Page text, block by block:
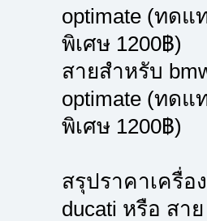
optimate (ทดแ
พิเศษ 1200฿)
สายสำหรับ
optimate (ทดแ
พิเศษ 1200฿)
สรุปราคาเครื่อ
ducati หรือ สา